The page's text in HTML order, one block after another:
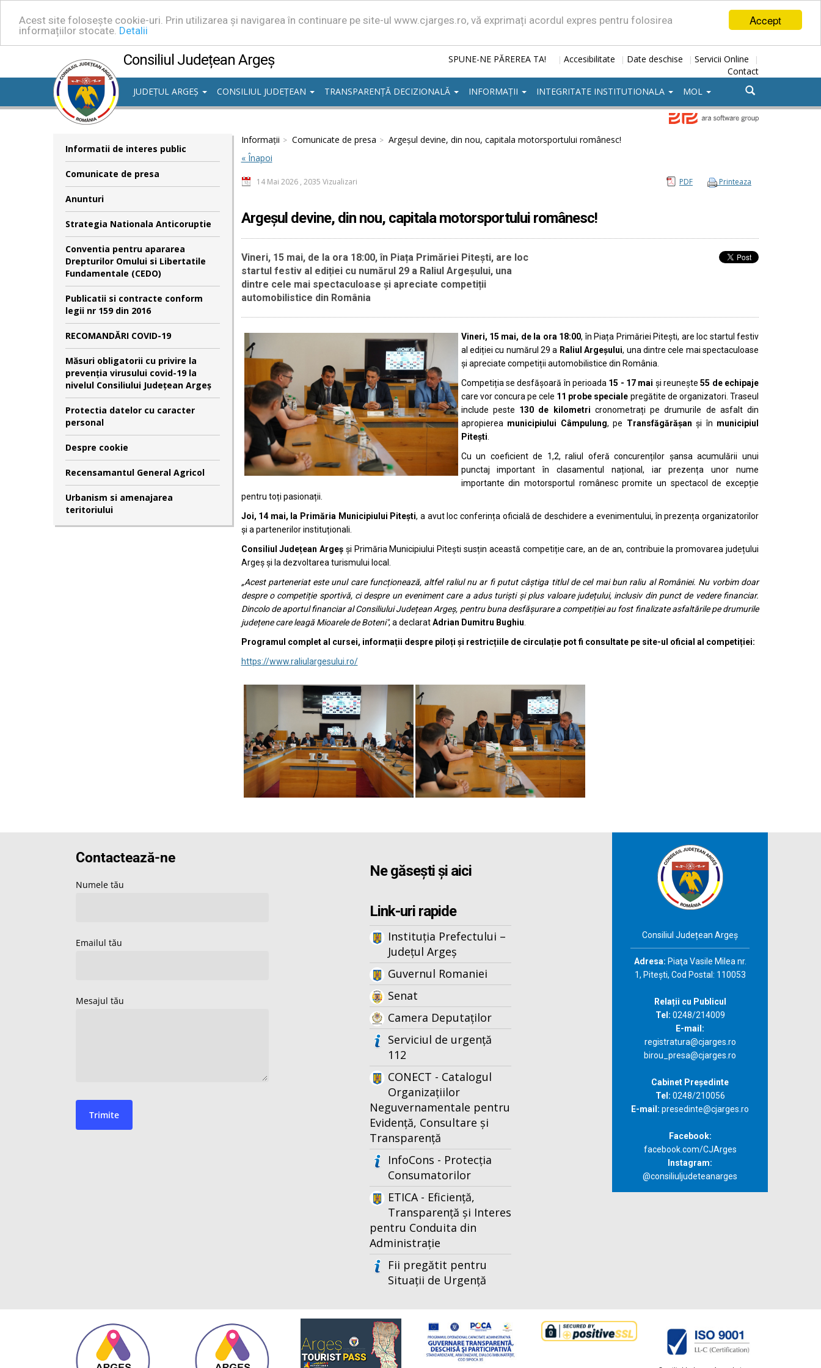
Accept
Acest site folosește cookie-uri. Prin utilizarea și navigarea în continuare pe site-ul www.cjarges.ro, vă exprimați acordul expres pentru folosirea
informațiilor stocate. Detalii
Consiliul Județean Argeș SPUNE-NE PĂREREA TA! | Accesibilitate | Date deschise | Servicii Online |
Contact
JUDEȚUL ARGEȘ
CONSILIUL JUDEȚEAN TRANSPARENȚĂ DECIZIONALĂ INFORMAȚII INTEGRITATE INSTITUTIONALA MOL
Informatii de interes public
Comunicate de presa
Anunturi
Strategia Nationala Anticoruptie
Conventia pentru apararea
Drepturilor Omului si Libertatile
Fundamentale (CEDO)
Publicatii si contracte conform
legii nr 159 din 2016
RECOMANDĂRI COVID-19
Măsuri obligatorii cu privire la
prevenția virusului covid-19 la
nivelul Consiliului Județean Argeș
Protectia datelor cu caracter
personal
Despre cookie
Recensamantul General Agricol
Urbanism si amenajarea
teritoriului
Informații Comunicate de presa
Argeșul devine, din nou, capitala motorsportului românesc!
« Înapoi
Printeaza
PDF
14 Mai 2026 , 2035 Vizualizari
Argeșul devine, din nou, capitala motorsportului românesc!
Vineri, 15 mai, de la ora 18:00, în Piața Primăriei Pitești, are loc
startul festiv al ediției cu numărul 29 a Raliul Argeșului, una
dintre cele mai spectaculoase și apreciate competiții
automobilistice din România
Vineri, 15 mai, de la ora 18:00, în Piața Primăriei Pitești, are loc startul festiv
al ediției cu numărul 29 a Raliul Argeșului, una dintre cele mai spectaculoase
și apreciate competiții automobilistice din România.
Competiția se desfășoară în perioada 15 - 17 mai și reunește55 de echipaje
care vor concura pe cele 11 probe speciale pregătite de organizatori. Traseul
include peste 130 de kilometri cronometrați pe drumurile de asfalt din
apropierea municipiului Câmpulung, pe Transfăgărășan și în municipiul
Pitești
Cu un coeficient de 1,2, raliul oferă concurenților șansa acumulării unui
punctaj important în clasamentul național, iar prezența unor nume
importante din motorsportul românesc promite un spectacol de excepție
pentru toți pasionații.
Joi, 14 mai, la Primăria Municipiului Pitești, a avut loc conferința oficială de deschidere a evenimentului, în prezența organizatorilor
și a partenerilor instituționali.
Consiliul Județean Argeș și Primăria Municipiului Pitești susțin această competiție care, an de an, contribuie la promovarea județului
Argeș și la dezvoltarea turismului local.
„Acest parteneriat este unul care funcționează, altfel raliul nu ar fi putut câștiga titlul de cel mai bun raliu al României. Nu vorbim doar
despre o competiție sportivă, ci despre un eveniment care a adus turiști și plus valoare județului, inclusiv din punct de vedere financiar.
Dincolo de aportul financiar al Consiliului Județean Argeș, pentru buna desfășurare a competiției au fost finalizate asfaltările pe drumurile
județene care leagă Mioarele de Boteni", a declaratAdrian Dumitru Bughiu
Programul complet al cursei, informații despre piloți și restricțiile de circulație pot fi consultate pe site-ul oficial al competiției:
https://www.raliulargesului.ro/
Ne găsești și aici
Link-uri rapide
Instituția Prefectului –
Județul Argeș
Guvernul Romaniei
Senat
Camera Deputaților
Serviciul de urgență
112
CONECT - Catalogul
Organizațiilor
Neguvernamentale pentru
Evidență, Consultare și
Transparență
InfoCons - Protecția
Consumatorilor
ETICA - Eficiență,
Transparență și Interes
pentru Conduita din
Administrație
Fii pregătit pentru
Situații de Urgență
Consiliul Județean Argeș
Adresa: Piaţa Vasile Milea nr.
1, Piteşti, Cod Postal: 110053
Relații cu Publicul
Tel: 0248/214009
E-mail:
registratura@cjarges.ro
birou_presa@cjarges.ro
Cabinet Președinte
Tel: 0248/210056
E-mail: presedinte@cjarges.ro
Facebook:
facebook.com/CJArges
Instagram:
@consiliuljudeteanarges